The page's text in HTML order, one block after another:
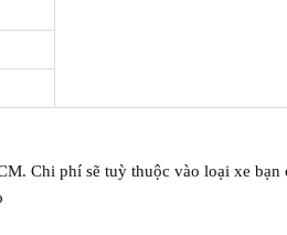
Chi phí sẽ tuỳ thuộc vào loại xe bạn